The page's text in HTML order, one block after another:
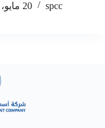
spcc
20 مايو، 2025